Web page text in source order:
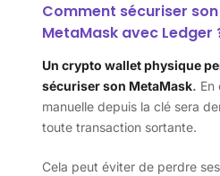
Comment sécuriser
MetaMask avec Ledger
Un crypto wallet physique
sécuriser son MetaMask. En
manuelle depuis la clé sera
toute transaction sortante.
Cela peut éviter de perdre